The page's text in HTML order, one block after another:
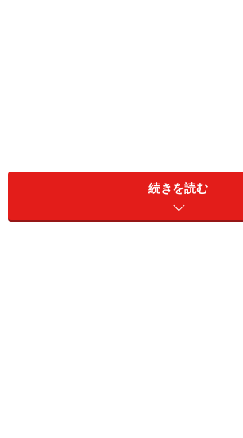
雇用形態：パート・アルバイト
続きを読む